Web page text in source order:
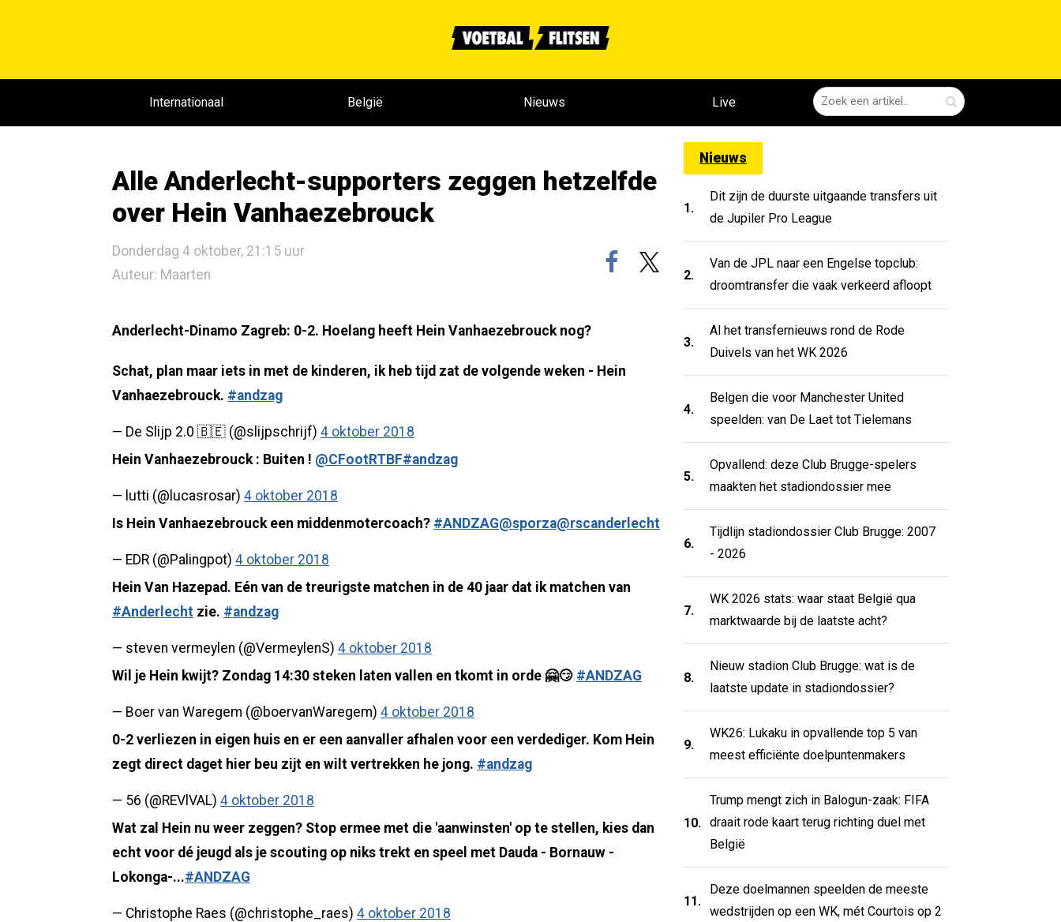
Internationaal België Nieuws Live
Alle Anderlecht-supporters zeggen hetzelfde
over Hein Vanhaezebrouck
Donderdag 4 oktober, 21:15 uur
Auteur: Maarten
Anderlecht-Dinamo Zagreb: 0-2. Hoelang heeft Hein Vanhaezebrouck nog?
Schat, plan maar iets in met de kinderen, ik heb tijd zat de volgende weken - Hein
Vanhaezebrouck. #andzag
— De Slijp 2.0 🇧🇪 (@slijpschrijf) 4 oktober 2018
Hein Vanhaezebrouck : Buiten ! @CFootRTBF#andzag
— lutti (@lucasrosar) 4 oktober 2018
Is Hein Vanhaezebrouck een middenmotercoach? #ANDZAG@sporza@rscanderlecht
— EDR (@Palingpot) 4 oktober 2018
Hein Van Hazepad. Eén van de treurigste matchen in de 40 jaar dat ik matchen van
#Anderlecht zie. #andzag
— steven vermeylen (@VermeylenS) 4 oktober 2018
Wil je Hein kwijt? Zondag 14:30 steken laten vallen en tkomt in orde 🤗😏 #ANDZAG
— Boer van Waregem (@boervanWaregem) 4 oktober 2018
0-2 verliezen in eigen huis en er een aanvaller afhalen voor een verdediger. Kom Hein
zegt direct daget hier beu zijt en wilt vertrekken he jong. #andzag
— 56 (@REVlVAL) 4 oktober 2018
Wat zal Hein nu weer zeggen? Stop ermee met die 'aanwinsten' op te stellen, kies dan
echt voor dé jeugd als je scouting op niks trekt en speel met Dauda - Bornauw -
Lokonga-...#ANDZAG
— Christophe Raes (@christophe_raes) 4 oktober 2018
Nieuws
1.
Dit zijn de duurste uitgaande transfers uit
de Jupiler Pro League
2.
Van de JPL naar een Engelse topclub:
droomtransfer die vaak verkeerd afloopt
3.
Al het transfernieuws rond de Rode
Duivels van het WK 2026
4.
Belgen die voor Manchester United
speelden: van De Laet tot Tielemans
5.
Opvallend: deze Club Brugge-spelers
maakten het stadiondossier mee
6.
Tijdlijn stadiondossier Club Brugge: 2007
- 2026
7.
WK 2026 stats: waar staat België qua
marktwaarde bij de laatste acht?
8.
Nieuw stadion Club Brugge: wat is de
laatste update in stadiondossier?
9.
WK26: Lukaku in opvallende top 5 van
meest efficiënte doelpuntenmakers
10.
Trump mengt zich in Balogun-zaak: FIFA
draait rode kaart terug richting duel met
België
11.
Deze doelmannen speelden de meeste
wedstrijden op een WK, mét Courtois op 2